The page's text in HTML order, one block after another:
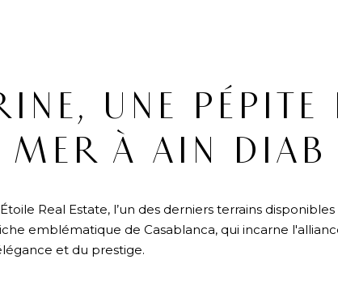
UNE PÉPITE
MER À AIN DIAB
Real Estate, l’un des derniers terrains
emblématique de Casablanca, qui incarne
et du prestige.